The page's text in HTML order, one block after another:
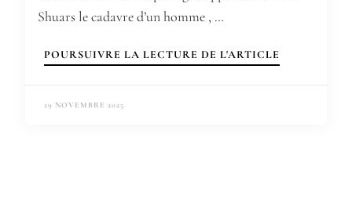
Shuars le cadavre d’un homme , …
POURSUIVRE LA LECTURE DE L'ARTICLE
29 NOVEMBRE 2025